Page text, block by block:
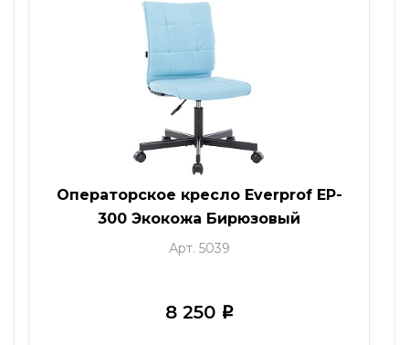
Операторское кресло Everprof EP-
300 Экокожа Бирюзовый
Арт. 5039
8 250 i